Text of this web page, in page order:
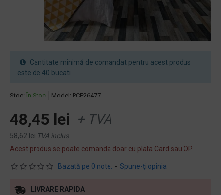
Stoc: În Stoc Model: PCF26477
Bazată pe 0 note. - Spune-ţi opinia
48,45 lei + TVA
58,62 lei TVA inclus
Acest produs se poate comanda doar cu plata Card sau OP
Cantitate minimă de comandat pentru acest produs
este de 40 bucati
LIVRARE RAPIDA